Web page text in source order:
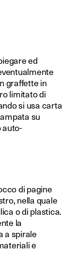
ed
graffette in
limitato di
si usa carta
su
di pagine
nella quale
o di plastica.
la
a spirale
e